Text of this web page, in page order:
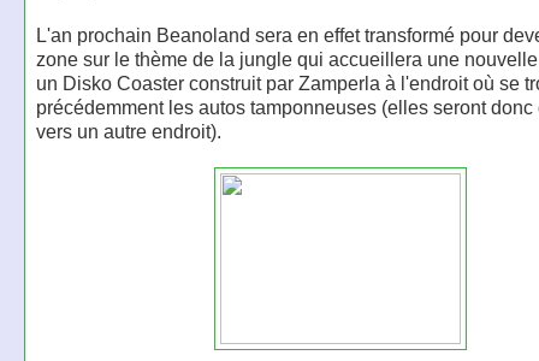
L'an prochain Beanoland sera en effet transformé pour
zone sur le thème de la jungle qui accueillera une
un Disko Coaster construit par Zamperla à l'endroit où se
précédemment les autos tamponneuses (elles seront
vers un autre endroit).